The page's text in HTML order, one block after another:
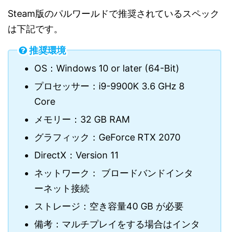
Steam版のパルワールドで推奨されているスペック
は下記です。
推奨環境
OS：Windows 10 or later (64-Bit)
プロセッサー：i9-9900K 3.6 GHz 8
Core
メモリー：32 GB RAM
グラフィック：GeForce RTX 2070
DirectX：Version 11
ネットワーク： ブロードバンドインタ
ーネット接続
ストレージ：空き容量40 GB が必要
備考：マルチプレイをする場合はインタ